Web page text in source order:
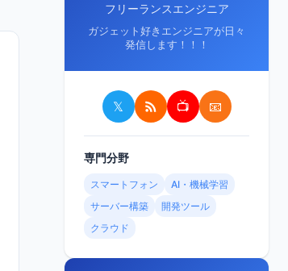
フリーランスエンジニア
ガジェット好きエンジニアが日々
発信します！！！
𝕏 📺 📧
専門分野
スマートフォン
AI・機械学習
サーバー構築
開発ツール
クラウド